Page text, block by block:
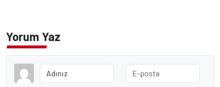
Yorum Yaz